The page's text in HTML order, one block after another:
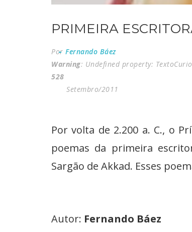
PRIMEIRA
Por Fernando Báez
Warning: Undefined property:
528
Setembro/2011
Por volta de 2.200 a. C., o
poemas da primeira
Sargão de Akkad. Esses
Autor: Fernando Báez